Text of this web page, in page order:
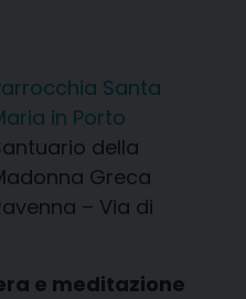
Santa
in Porto
della
Greca
– Via di
e meditazione